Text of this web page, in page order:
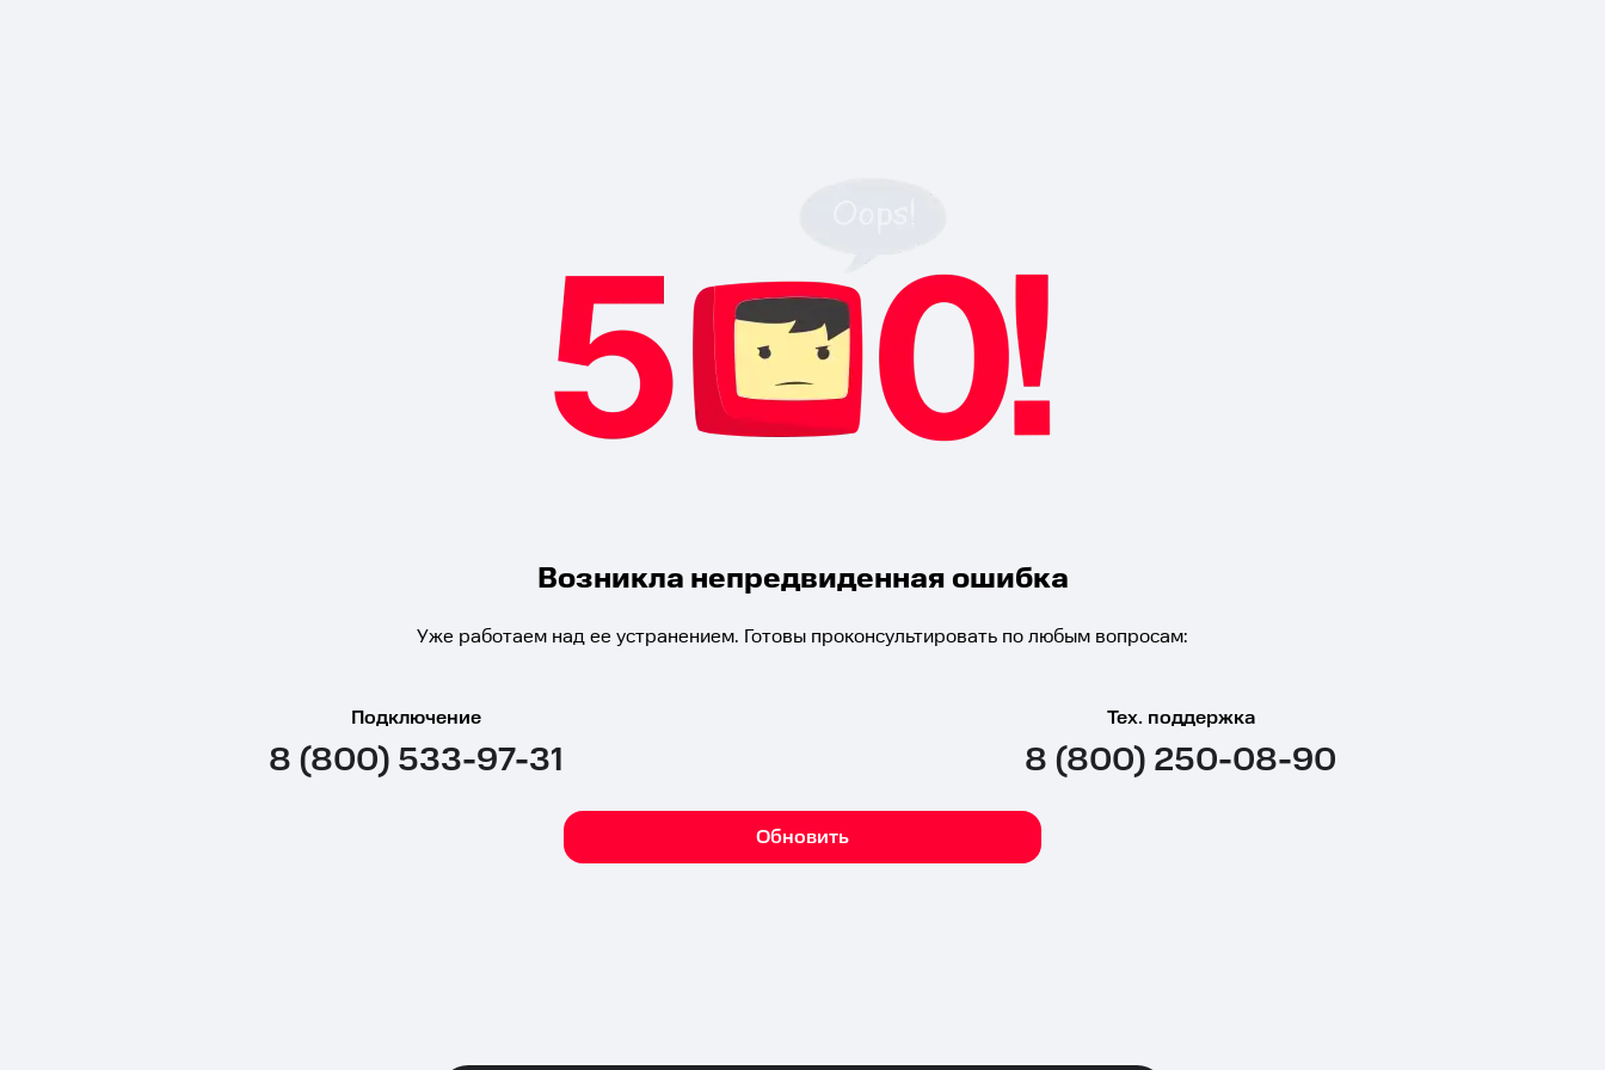
Возникла непредвиденная ошибка
Уже работаем над ее устранением. Готовы проконсультировать по любым вопросам:
Подключение
8 (800) 533-97-31
Тех. поддержка
8 (800) 250-08-90
Обновить